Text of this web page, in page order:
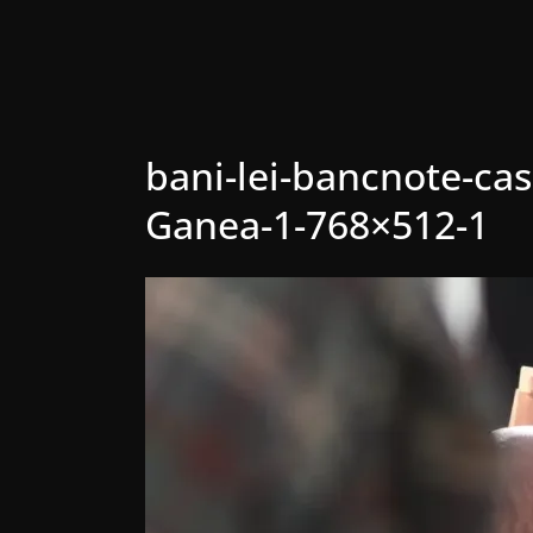
bani-lei-bancnote-
Ganea-1-768×512-1